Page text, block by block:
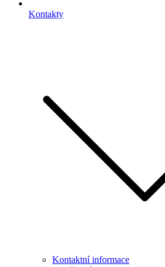
Kontakty
Kontaktní informace